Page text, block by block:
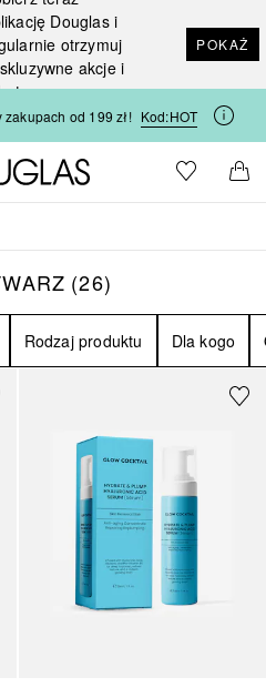
Douglas i
otrzymuj
akcje i
POKAŻ
od 199 zł! Kod:HOT
Strona główna Douglas
Do listyDo
TWARZ26
(26)
Rodzaj produktu Dla kogo